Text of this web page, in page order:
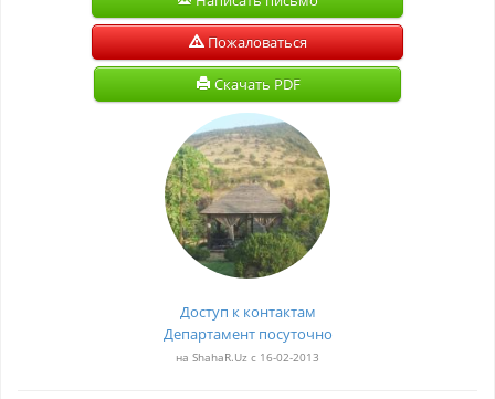
Пожаловаться
Скачать PDF
Доступ к контактам
Департамент посуточно
на ShahaR.Uz с 16-02-2013